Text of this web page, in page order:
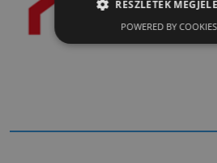
RÉSZLETEK
POWERED BY